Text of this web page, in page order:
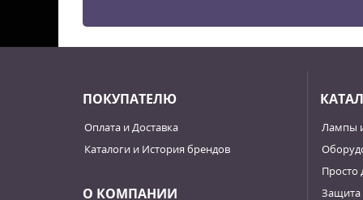
ПОКУПАТЕЛЮ
Оплата и Доставка
Каталоги и История брендов
О КОМПАНИИ
Лампы
Просто
Защита